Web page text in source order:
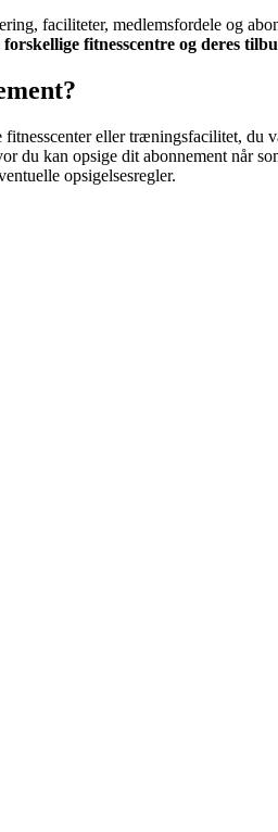
faciliteter, medlemsfordele og
fitnesscentre og deres
eller træningsfacilitet,
du kan opsige dit abonnement når
opsigelsesregler.